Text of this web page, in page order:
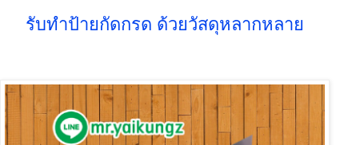
รับทำป้ายกัดกรด ด้วยวัสดุหลากหลาย